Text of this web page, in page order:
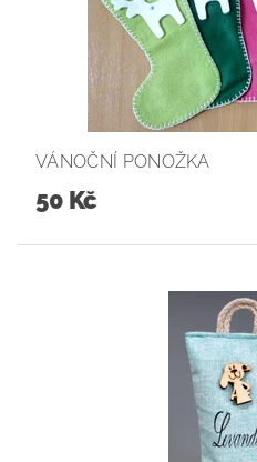
VÁNOČNÍ PONOŽKA
50 Kč